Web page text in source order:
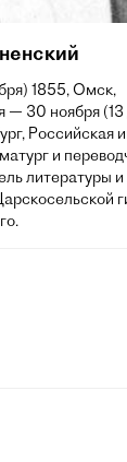
1855, Омск,
— 30 ноября (13
Российская
и
литературы и